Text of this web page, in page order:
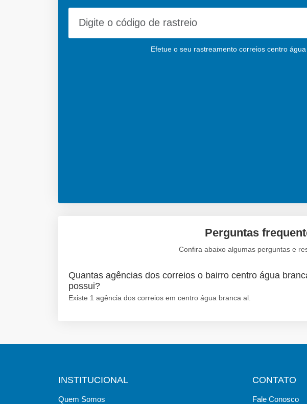
Efetue o seu rastreamento correios centro
Perguntas
Confira abaixo algumas perguntas e
Quantas agências dos correios o bairro centro água
possui?
Existe 1 agência dos correios em centro água branca al.
INSTITUCIONAL
Quem Somos
CONTATO
Fale Conosco